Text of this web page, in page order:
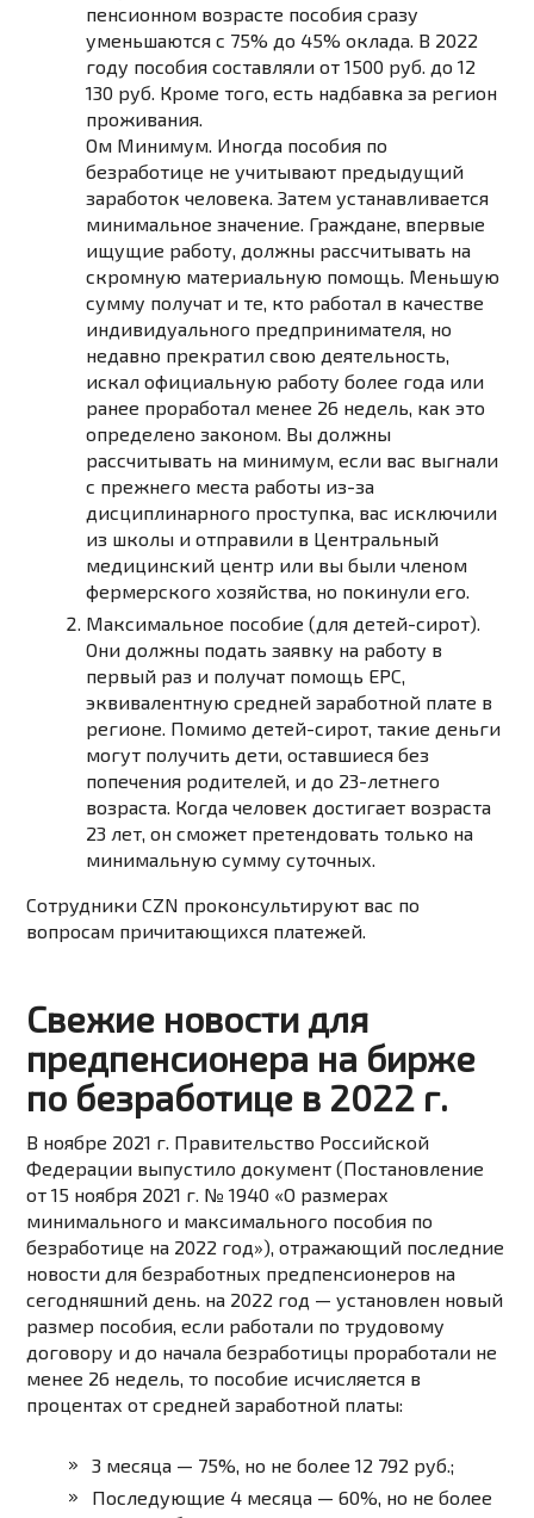
пенсионном возрасте пособия сразу
уменьшаются с 75% до 45% оклада. В 2022
году пособия составляли от 1500 руб. до 12
130 руб. Кроме того, есть надбавка за регион
проживания.
Ом Минимум. Иногда пособия по
безработице не учитывают предыдущий
заработок человека. Затем устанавливается
минимальное значение. Граждане, впервые
ищущие работу, должны рассчитывать на
скромную материальную помощь. Меньшую
сумму получат и те, кто работал в качестве
индивидуального предпринимателя, но
недавно прекратил свою деятельность,
искал официальную работу более года или
ранее проработал менее 26 недель, как это
определено законом. Вы должны
рассчитывать на минимум, если вас выгнали
с прежнего места работы из-за
дисциплинарного проступка, вас исключили
из школы и отправили в Центральный
медицинский центр или вы были членом
фермерского хозяйства, но покинули его.
Максимальное пособие (для детей-сирот).
Они должны подать заявку на работу в
первый раз и получат помощь EPC,
эквивалентную средней заработной плате в
регионе. Помимо детей-сирот, такие деньги
могут получить дети, оставшиеся без
попечения родителей, и до 23-летнего
возраста. Когда человек достигает возраста
23 лет, он сможет претендовать только на
минимальную сумму суточных.
Сотрудники CZN проконсультируют вас по
вопросам причитающихся платежей.
Свежие новости для
предпенсионера на бирже
по безработице в 2022 г.
В ноябре 2021 г. Правительство Российской
Федерации выпустило документ (Постановление
от 15 ноября 2021 г. № 1940 «О размерах
минимального и максимального пособия по
безработице на 2022 год»), отражающий последние
новости для безработных предпенсионеров на
сегодняшний день. на 2022 год — установлен новый
размер пособия, если работали по трудовому
договору и до начала безработицы проработали не
менее 26 недель, то пособие исчисляется в
процентах от средней заработной платы:
3 месяца — 75%, но не более 12 792 руб.;
Последующие 4 месяца — 60%, но не более